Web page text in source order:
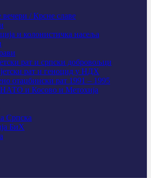
вечери / Крсне славе
и колонистичка насеља
рат и српски добровољци
рат и геноцид у НДХ
отаџбински рат 1991 – 1995
НАТО и Косово и Метохија
Српска
БиХ